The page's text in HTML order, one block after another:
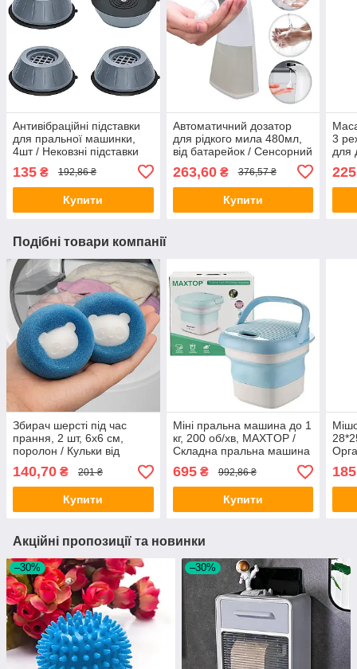
Антивібраційні підставки
для пральної машинки,
4шт / Нековзні підставки
135 ₴ 192,86 ₴
Купити
Автоматичний дозатор
для рідкого мила 480мл,
від батарейок / Сенсорний
263,60₴ 376,57 ₴
Купити
3
для
225
Подібні товари компанії
Збирач шерсті під час
прання, 2 шт, 6х6 см,
поролон / Кульки від
шерсті / Кульки для
збирання шерсті / Кульки в
пральну машину
140,70 ₴ 201 ₴
Купити
Міні пральна машина до 1
кг, 200 об/хв, MAXTOP /
Складна пральна машина
/ Машина для прання
695₴ 992,86 ₴
Купити
185
Акційні пропозиції та новинки
–30% –30%